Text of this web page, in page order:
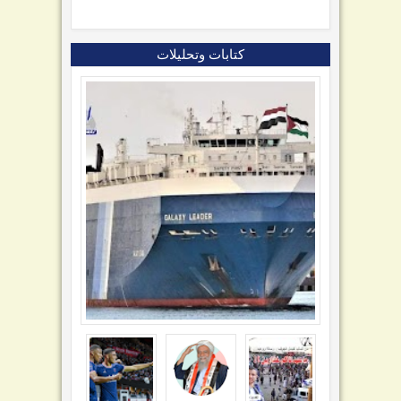
كتابات وتحليلات